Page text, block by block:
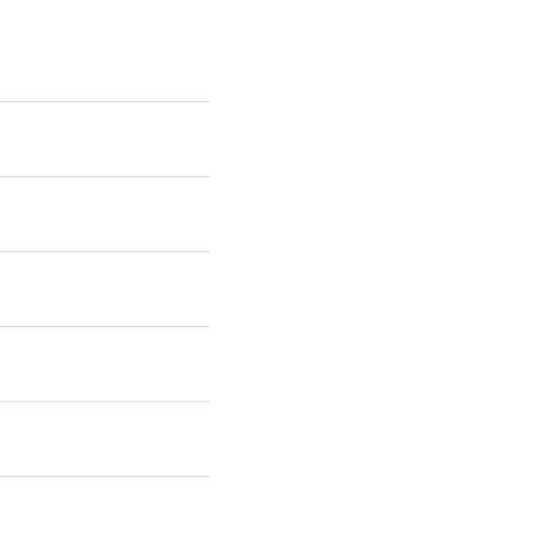
Probepaket selbst
in der Ihr alle
So kannst du es
Uns einfach
desto
den Konfigurator.
Kreativität freien Lauf
Informationen,
Zusätzlich bieten wir
abgeschlossen
WhatsApp